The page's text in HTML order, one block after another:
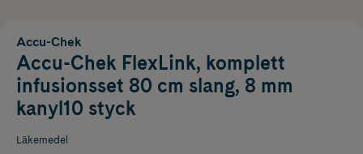
Accu-Chek
Accu-Chek FlexLink, komplett
infusionsset 80 cm slang, 8 mm
kanyl10 styck
Läkemedel